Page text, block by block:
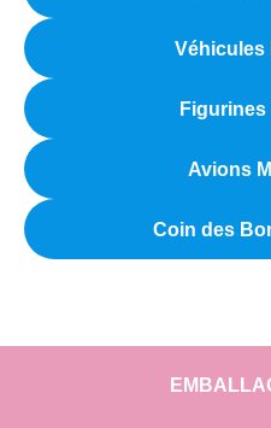
Véhicules
Avions
Coin des